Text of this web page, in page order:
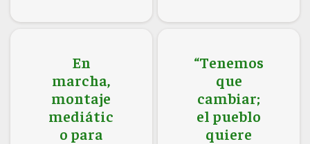
que tengan la última palabra»: Susana Quintero,
Pueblos de la Huasteca exigen a Sheinbaum cancelación
del fracking
Analizan en San Lázaro reforma para ley ambiental
En
marcha,
montaje
mediátic
o para
“Tenemos
que
cambiar;
el pueblo
quiere